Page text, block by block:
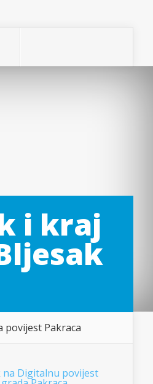
i kraj
povijest Pakraca